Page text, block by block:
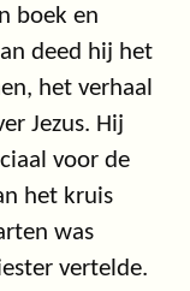
boek en
deed hij het
het verhaal
Jezus. Hij
voor de
het kruis
was
vertelde.